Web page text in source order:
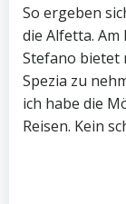
So ergeben
die Alfetta.
Stefano bietet
Spezia zu
ich habe die
Reisen. Kein